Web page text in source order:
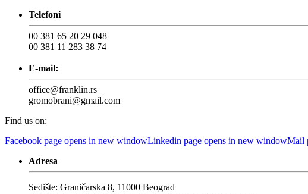
Telefoni
00 381 65 20 29 048
00 381 11 283 38 74
E-mail:
office@franklin.rs
gromobrani@gmail.com
Find us on:
Facebook page opens in new windowLinkedin page opens in new windowMail
Adresa
Sedište: Graničarska 8, 11000 Beograd